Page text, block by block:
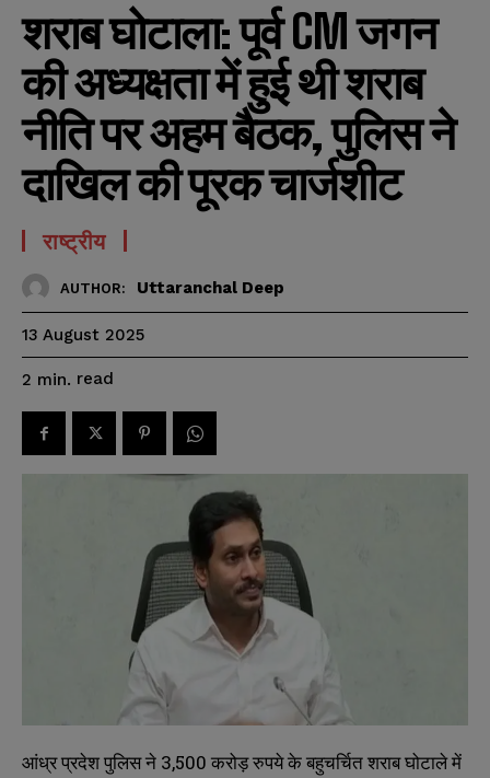
शराब घोटाला: पूर्व CM जगन
की अध्यक्षता में हुई थी शराब
नीति पर अहम बैठक, पुलिस ने
दाखिल की पूरक चार्जशीट
राष्ट्रीय
AUTHOR: Uttaranchal Deep
13 August 2025
2 min. read
आंध्र प्रदेश पुलिस ने 3,500 करोड़ रुपये के बहुचर्चित शराब घोटाले में